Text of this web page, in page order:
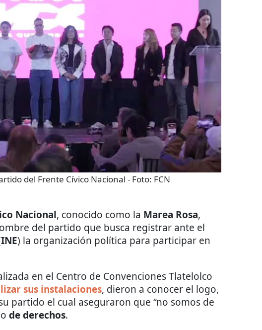
del Frente Cívico Nacional - Foto: FCN
Nacional, conocido como la Marea Rosa,
del partido que busca registrar ante el
INE) la organización política para participar en
en el Centro de Convenciones Tlatelolco
sus instalaciones, dieron a conocer el logo,
partido el cual aseguraron que “no somos de
de derechos.